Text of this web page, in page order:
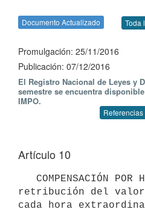
Documento Actualizado Toda
Promulgación: 25/11/2016
Publicación: 07/12/2016
El Registro Nacional de Leyes y
semestre se encuentra
IMPO.
Artículo 10
retribución del
cada hora